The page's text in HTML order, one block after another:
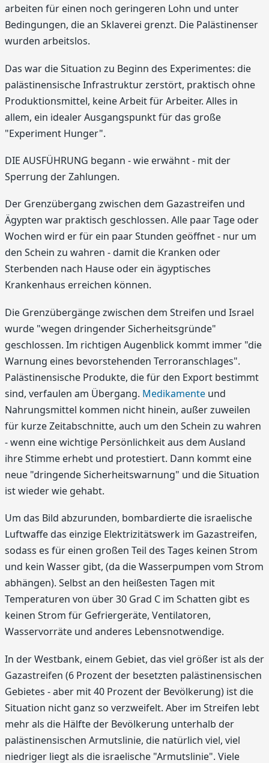
arbeiten für einen noch geringeren Lohn und unter
Bedingungen, die an Sklaverei grenzt. Die Palästinenser
wurden arbeitslos.
Das war die Situation zu Beginn des Experimentes: die
palästinensische Infrastruktur zerstört, praktisch ohne
Produktionsmittel, keine Arbeit für Arbeiter. Alles in
allem, ein idealer Ausgangspunkt für das große
"Experiment Hunger".
DIE AUSFÜHRUNG begann - wie erwähnt - mit der
Sperrung der Zahlungen.
Der Grenzübergang zwischen dem Gazastreifen und
Ägypten war praktisch geschlossen. Alle paar Tage oder
Wochen wird er für ein paar Stunden geöffnet - nur um
den Schein zu wahren - damit die Kranken oder
Sterbenden nach Hause oder ein ägyptisches
Krankenhaus erreichen können.
Die Grenzübergänge zwischen dem Streifen und Israel
wurde "wegen dringender Sicherheitsgründe"
geschlossen. Im richtigen Augenblick kommt immer "die
Warnung eines bevorstehenden Terroranschlages".
Palästinensische Produkte, die für den Export bestimmt
sind, verfaulen am Übergang. Medikamente und
Nahrungsmittel kommen nicht hinein, außer zuweilen
für kurze Zeitabschnitte, auch um den Schein zu wahren
- wenn eine wichtige Persönlichkeit aus dem Ausland
ihre Stimme erhebt und protestiert. Dann kommt eine
neue "dringende Sicherheitswarnung" und die Situation
ist wieder wie gehabt.
Um das Bild abzurunden, bombardierte die israelische
Luftwaffe das einzige Elektrizitätswerk im Gazastreifen,
sodass es für einen großen Teil des Tages keinen Strom
und kein Wasser gibt, (da die Wasserpumpen vom Strom
abhängen). Selbst an den heißesten Tagen mit
Temperaturen von über 30 Grad C im Schatten gibt es
keinen Strom für Gefriergeräte, Ventilatoren,
Wasservorräte und anderes Lebensnotwendige.
In der Westbank, einem Gebiet, das viel größer ist als der
Gazastreifen (6 Prozent der besetzten palästinensischen
Gebietes - aber mit 40 Prozent der Bevölkerung) ist die
Situation nicht ganz so verzweifelt. Aber im Streifen lebt
mehr als die Hälfte der Bevölkerung unterhalb der
palästinensischen Armutslinie, die natürlich viel, viel
niedriger liegt als die israelische "Armutslinie". Viele